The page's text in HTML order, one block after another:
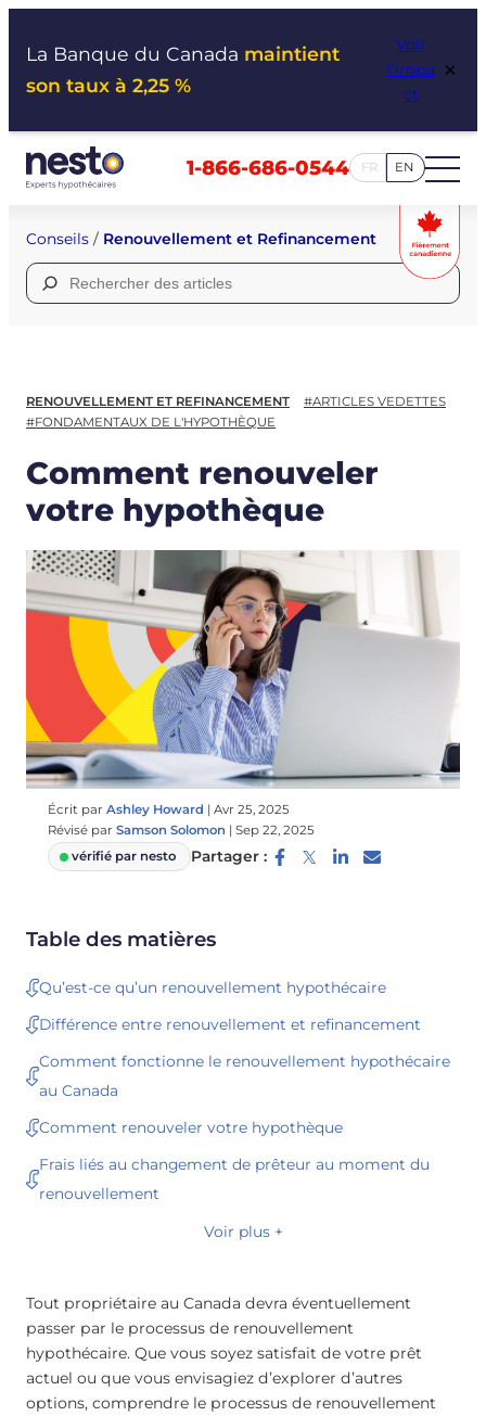
La Banque du Canada maintient
son taux à 2,25 %
Voir
l’impa
ct
×
1-866-686-0544 FR EN
Conseils / Renouvellement et Refinancement
Rechercher :
RENOUVELLEMENT ET REFINANCEMENT
#ARTICLES VEDETTES
#FONDAMENTAUX DE L'HYPOTHÈQUE
Comment renouveler
votre hypothèque
Écrit par Ashley Howard | Avr 25, 2025
Révisé par Samson Solomon | Sep 22, 2025
vérifié par nesto
Partager :
Table des matières
Qu’est-ce qu’un renouvellement hypothécaire
Différence entre renouvellement et refinancement
Comment fonctionne le renouvellement hypothécaire
au Canada
Comment renouveler votre hypothèque
Frais liés au changement de prêteur au moment du
renouvellement
Voir plus +
Tout propriétaire au Canada devra éventuellement
passer par le processus de renouvellement
hypothécaire. Que vous soyez satisfait de votre prêt
actuel ou que vous envisagiez d’explorer d’autres
options, comprendre le processus de renouvellement